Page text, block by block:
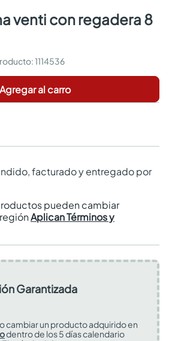
:1114536
Agregar al carro
facturado y entregado por
pueden cambiar
Aplican Términos y
Garantizada
cambiar un producto adquirido en
dentro de los 5 días calendario